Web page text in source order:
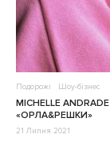
Подорожі Шоу-бізнес
MICHELLE
«ОРЛА&РЕШКИ»
21 Липня 2021